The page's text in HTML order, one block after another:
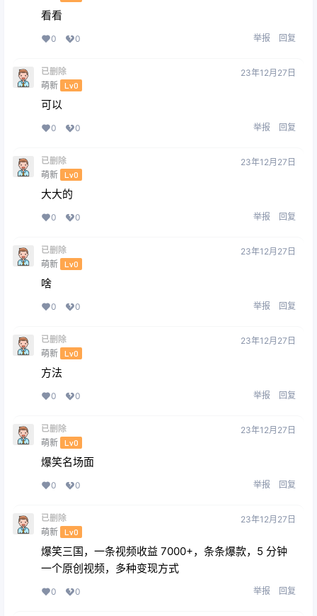
看看
0 0 举报 回复
已删除
萌新 Lv0
23年12月27日
可以
0 0 举报 回复
已删除
萌新 Lv0
23年12月27日
大大的
0 0 举报 回复
已删除
萌新 Lv0
23年12月27日
啥
0 0 举报 回复
已删除
萌新 Lv0
23年12月27日
方法
0 0 举报 回复
已删除
萌新 Lv0
23年12月27日
爆笑名场面
0 0 举报 回复
已删除
萌新 Lv0
23年12月27日
爆笑三国，一条视频收益 7000+，条条爆款，5 分钟
一个原创视频，多种变现方式
0 0 举报 回复